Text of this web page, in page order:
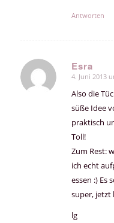
Antworten
Esra
sagte:
4. Juni 2013
Also die
süße Idee
praktisch
Toll!
Zum Rest:
ich echt
essen :) Es
super, jetzt
lg